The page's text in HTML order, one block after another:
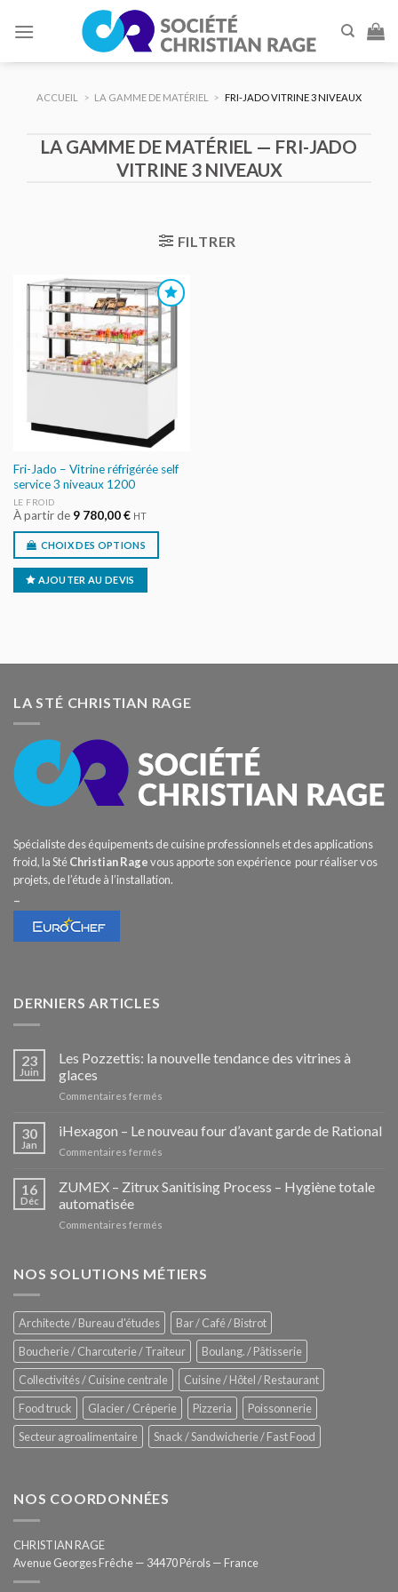
ACCUEIL > LA GAMME DE MATÉRIEL > FRI-JADO VITRINE 3 NIVEAUX
LA GAMME DE MATÉRIEL — FRI-JADO
VITRINE 3 NIVEAUX
FILTRER
AJOUTER
AU DEVIS
Fri-Jado – Vitrine réfrigérée self
service 3 niveaux 1200
LE FROID
À partir de 9 780,00€ HT
CHOIX DES OPTIONS
AJOUTER AU DEVIS
LA STÉ CHRISTIAN RAGE
Spécialiste des équipements de cuisine professionnels et des applications
froid, la StéChristian Ragevous apporte son expérience pour réaliser vos
projets, de l’étude à l’installation.
–
DERNIERS ARTICLES
23
Juin
Les Pozzettis: la nouvelle tendance des vitrines à
glaces
Commentaires fermés
Pozzettis:
la
des
30
Jan
iHexagon – Le nouveau four d’avant garde de Rational
Commentaires fermés
–
Le
de
16
Déc
ZUMEX – Zitrux Sanitising Process – Hygiène totale
automatisée
Commentaires fermés
Zitrux
–
Hygiène
totale
automatisée
NOS SOLUTIONS MÉTIERS
Architecte / Bureau d'études
Bar / Café / Bistrot
Boucherie / Charcuterie / Traiteur
Boulang. / Pâtisserie
Collectivités / Cuisine centrale
Cuisine / Hôtel / Restaurant
Food truck
Glacier / Crêperie Pizzeria
Poissonnerie
Secteur agroalimentaire
Snack / Sandwicherie / Fast Food
NOS COORDONNÉES
CHRISTIAN RAGE
Avenue Georges Frêche — 34470 Pérols — France